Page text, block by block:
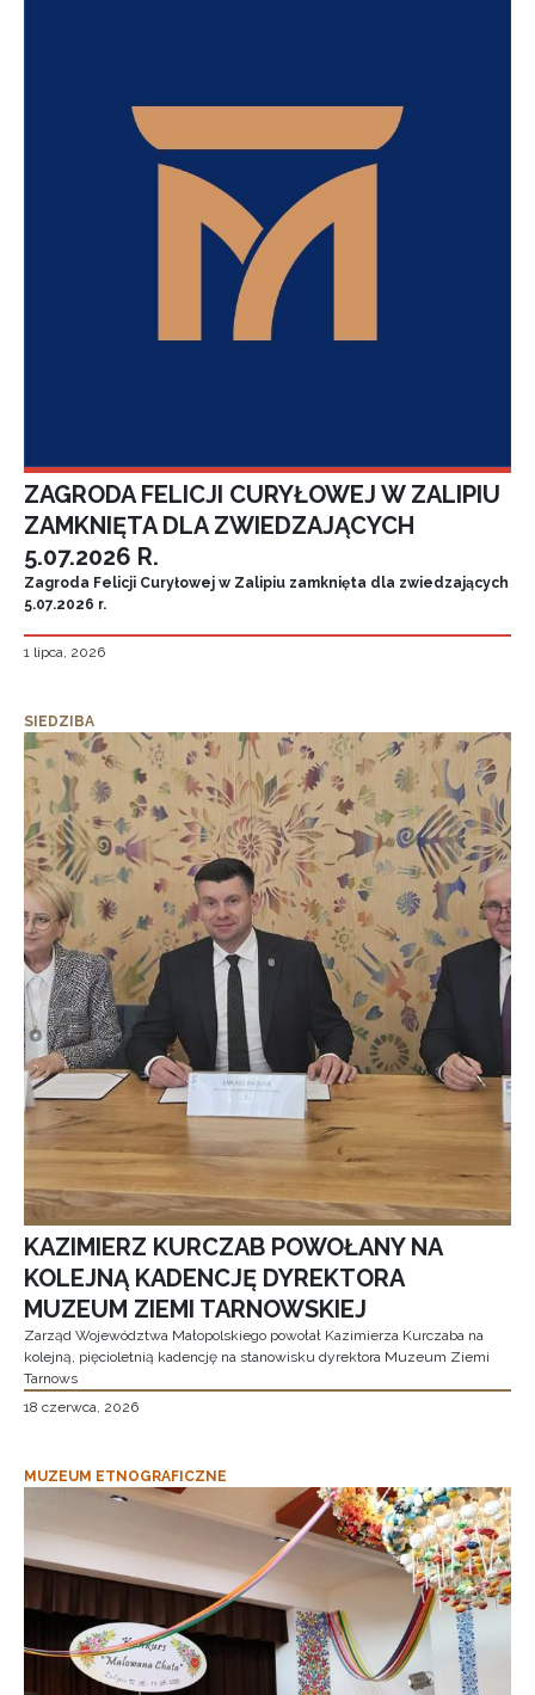
ZAGRODA FELICJI CURYŁOWEJ W ZALIPIU
ZAMKNIĘTA DLA ZWIEDZAJĄCYCH
5.07.2026 R.
Zagroda Felicji Curyłowej w Zalipiu zamknięta dla zwiedzających
5.07.2026 r.
1 lipca, 2026
SIEDZIBA
KAZIMIERZ KURCZAB POWOŁANY NA
KOLEJNĄ KADENCJĘ DYREKTORA
MUZEUM ZIEMI TARNOWSKIEJ
Zarząd Województwa Małopolskiego powołał Kazimierza Kurczaba na
kolejną, pięcioletnią kadencję na stanowisku dyrektora Muzeum Ziemi
Tarnows
18 czerwca, 2026
MUZEUM ETNOGRAFICZNE